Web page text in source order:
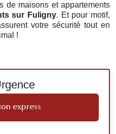
de maisons et appartements
sur Fuligny. Et pour motif,
votre sécurité tout en
!
express